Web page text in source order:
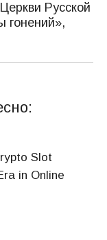
Русской
гонений»,
Slot
in Online